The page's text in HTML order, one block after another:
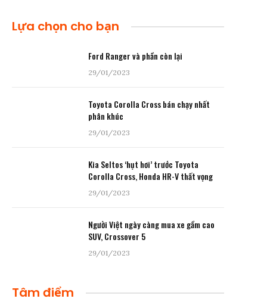
Lựa chọn cho bạn
Ford Ranger và phần còn lại
29/01/2023
Toyota Corolla Cross bán chạy nhất
phân khúc
29/01/2023
Kia Seltos ‘hụt hơi’ trước Toyota
Corolla Cross, Honda HR-V thất vọng
29/01/2023
Người Việt ngày càng mua xe gầm cao
SUV, Crossover 5
29/01/2023
Tâm điểm